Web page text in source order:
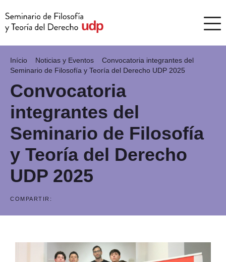
Início Noticias y Eventos
Convocatoria integrantes del
Seminario de Filosofía y Teoría del Derecho UDP 2025
Convocatoria
integrantes del
Seminario de Filosofía
y Teoría del Derecho
UDP 2025
COMPARTIR: